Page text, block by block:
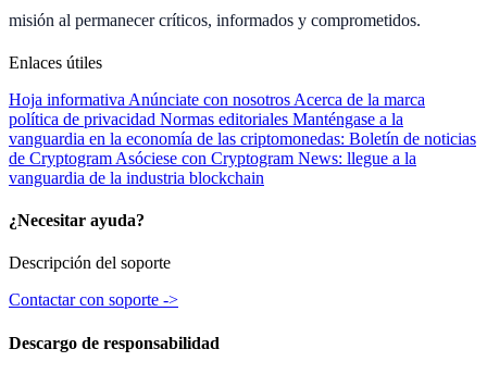
misión al permanecer críticos, informados y comprometidos.
Enlaces útiles
Hoja informativa Anúnciate con nosotros Acerca de la marca
política de privacidad Normas editoriales Manténgase a la
vanguardia en la economía de las criptomonedas: Boletín de noticias
de Cryptogram Asóciese con Cryptogram News: llegue a la
vanguardia de la industria blockchain
¿Necesitar ayuda?
Descripción del soporte
Contactar con soporte ->
Descargo de responsabilidad